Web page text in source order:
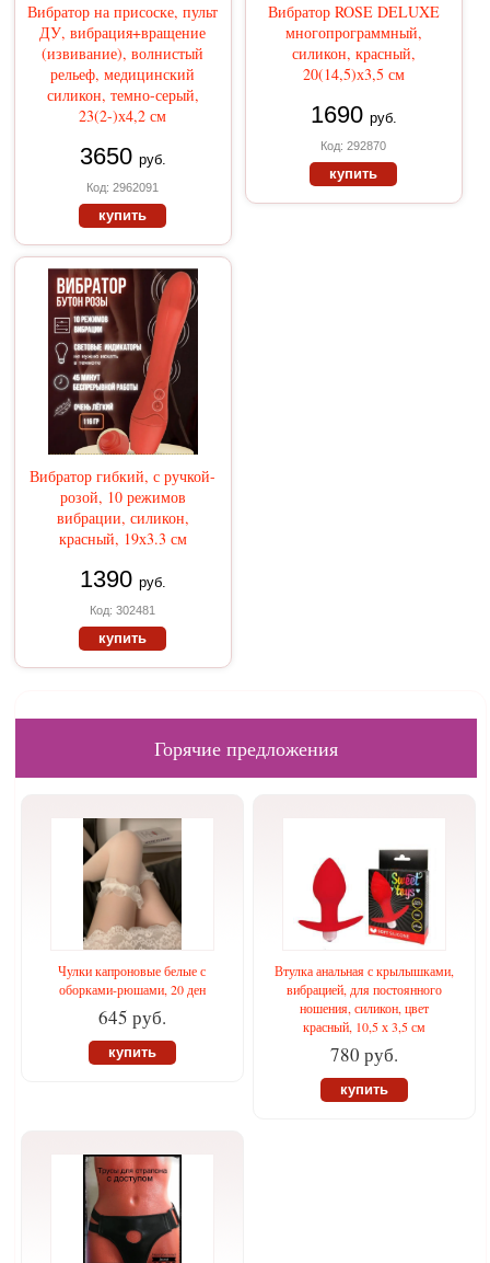
Вибратор на присоске, пульт
ДУ, вибрация+вращение
(извивание), волнистый
рельеф, медицинский
силикон, темно-серый,
23(2-)х4,2 см
3650 руб.
Код: 2962091
купить
Вибратор ROSE DELUXE
многопрограммный,
силикон, красный,
20(14,5)х3,5 см
1690 руб.
Код: 292870
купить
Вибратор гибкий, с ручкой-
розой, 10 режимов
вибрации, силикон,
красный, 19х3.3 см
1390 руб.
Код: 302481
купить
Горячие предложения
Чулки капроновые белые с
оборками-рюшами, 20 ден
645 руб.
купить
Втулка анальная с крылышками,
вибрацией, для постоянного
ношения, силикон, цвет
красный, 10,5 х 3,5 см
780 руб.
купить